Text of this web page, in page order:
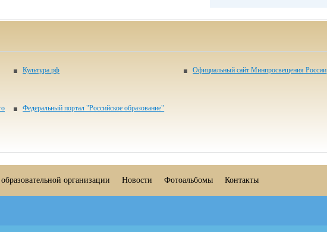
Культура.рф Официальный сайт Минпросвещения России
Федеральный портал "Российское образование"
организации Новости Фотоальбомы Контакты